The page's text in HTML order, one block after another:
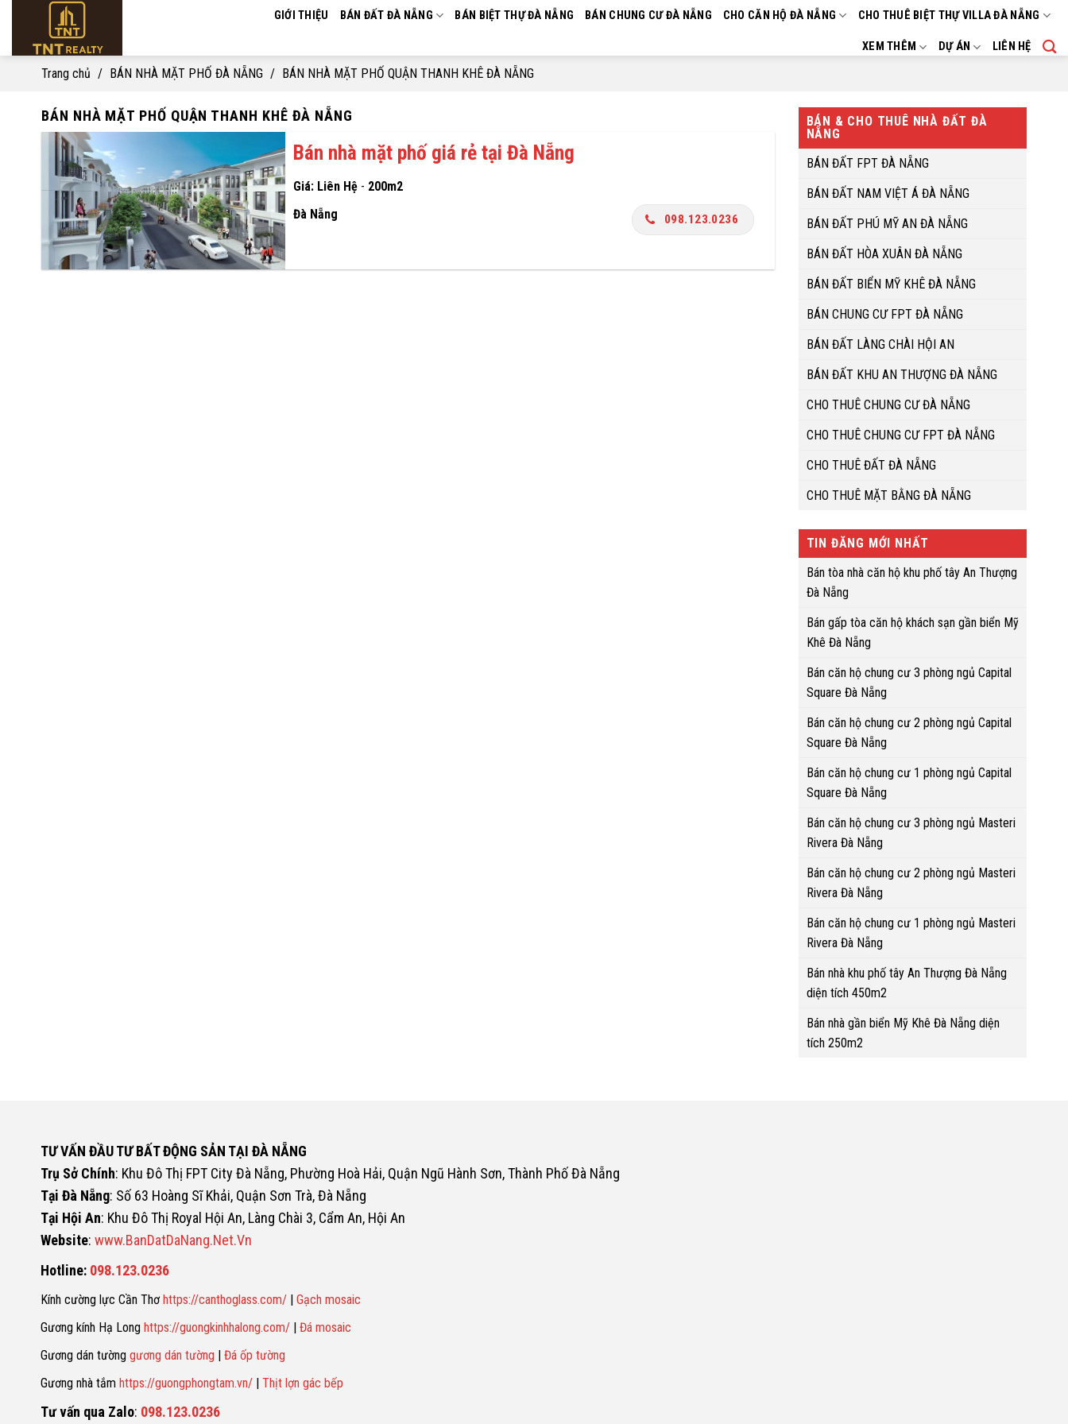
content
GIỚI THIỆU BÁN ĐẤT ĐÀ NẴNG BÁN BIỆT THỰ ĐÀ NẴNG BÁN CHUNG CƯ ĐÀ NẴNG CHO CĂN HỘ ĐÀ NẴNG CHO THUÊ BIỆT THỰ VILLA ĐÀ NẴNG
XEM THÊM DỰ ÁN LIÊN HỆ
Trang chủ / BÁN NHÀ MẶT PHỐ ĐÀ NẴNG / BÁN NHÀ MẶT PHỐ QUẬN THANH KHÊ ĐÀ NẴNG
BÁN NHÀ MẶT PHỐ QUẬN THANH KHÊ ĐÀ NẴNG
Bán nhà mặt phố giá rẻ tại Đà Nẵng
Giá: Liên Hệ - 200m2
Đà Nẵng
098.123.0236
BÁN & CHO THUÊ NHÀ ĐẤT ĐÀ
NẴNG
BÁN ĐẤT FPT ĐÀ NẴNG
BÁN ĐẤT NAM VIỆT Á ĐÀ NẴNG
BÁN ĐẤT PHÚ MỸ AN ĐÀ NẴNG
BÁN ĐẤT HÒA XUÂN ĐÀ NẴNG
BÁN ĐẤT BIỂN MỸ KHÊ ĐÀ NẴNG
BÁN CHUNG CƯ FPT ĐÀ NẴNG
BÁN ĐẤT LÀNG CHÀI HỘI AN
BÁN ĐẤT KHU AN THƯỢNG ĐÀ NẴNG
CHO THUÊ CHUNG CƯ ĐÀ NẴNG
CHO THUÊ CHUNG CƯ FPT ĐÀ NẴNG
CHO THUÊ ĐẤT ĐÀ NẴNG
CHO THUÊ MẶT BẰNG ĐÀ NẴNG
TIN ĐĂNG MỚI NHẤT
Bán tòa nhà căn hộ khu phố tây An Thượng
Đà Nẵng
Bán gấp tòa căn hộ khách sạn gần biển Mỹ
Khê Đà Nẵng
Bán căn hộ chung cư 3 phòng ngủ Capital
Square Đà Nẵng
Bán căn hộ chung cư 2 phòng ngủ Capital
Square Đà Nẵng
Bán căn hộ chung cư 1 phòng ngủ Capital
Square Đà Nẵng
Bán căn hộ chung cư 3 phòng ngủ Masteri
Rivera Đà Nẵng
Bán căn hộ chung cư 2 phòng ngủ Masteri
Rivera Đà Nẵng
Bán căn hộ chung cư 1 phòng ngủ Masteri
Rivera Đà Nẵng
Bán nhà khu phố tây An Thượng Đà Nẵng
diện tích 450m2
Bán nhà gần biển Mỹ Khê Đà Nẵng diện
tích 250m2
TƯ VẤN ĐẦU TƯ BẤT ĐỘNG SẢN TẠI ĐÀ NẴNG
Trụ Sở Chính: Khu Đô Thị FPT City Đà Nẵng, Phường Hoà Hải, Quận Ngũ Hành Sơn, Thành Phố Đà Nẵng
Tại Đà Nẵng: Số 63 Hoàng Sĩ Khải, Quận Sơn Trà, Đà Nẵng
Tại Hội An: Khu Đô Thị Royal Hội An, Làng Chài 3, Cẩm An, Hội An
Website: www.BanDatDaNang.Net.Vn
Hotline: 098.123.0236
Kính cường lực Cần Thơ https://canthoglass.com/| Gạch mosaic
Gương kính Hạ Long https://guongkinhhalong.com/| Đá mosaic
Gương dán tường gương dán tường | Đá ốp tường
Gương nhà tắm https://guongphongtam.vn/| Thịt lợn gác bếp
Tư vấn qua Zalo: 098.123.0236